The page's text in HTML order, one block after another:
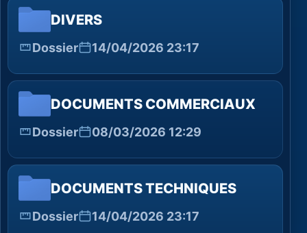
DIVERS
Dossier 14/04/2026 23:17
DOCUMENTS COMMERCIAUX
Dossier 08/03/2026 12:29
DOCUMENTS TECHNIQUES
Dossier 14/04/2026 23:17